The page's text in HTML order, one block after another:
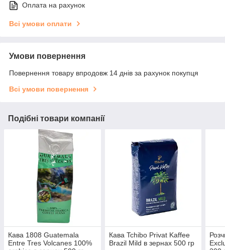
Оплата на рахунок
Всі умови оплати
Умови повернення
Повернення товару впродовж 14 днів за рахунок покупця
Всі умови повернення
Подібні товари компанії
Кава 1808 Guatemala
Entre Tres Volcanes 100%
Кава Tchibo Privat Kaffee
Brazil Mild в зернах 500 гр